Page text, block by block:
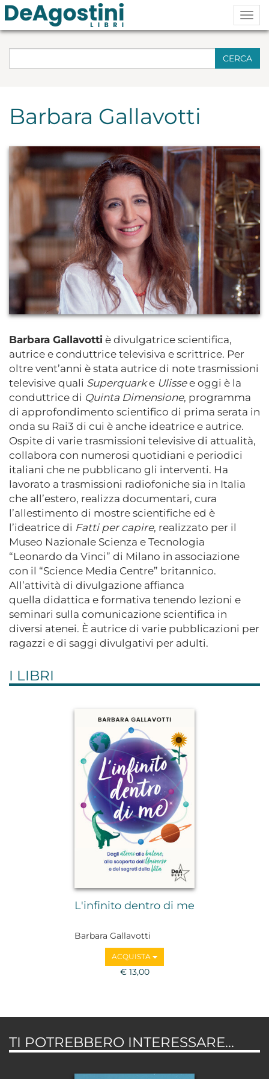
CERCA
Barbara Gallavotti
Barbara Gallavotti è divulgatrice scientifica,
autrice e conduttrice televisiva e scrittrice. Per
oltre vent’anni è stata autrice di note trasmissioni
televisive quali Superquarke Ulissee oggi è la
conduttrice di Quinta Dimensione, programma
di approfondimento scientifico di prima serata in
onda su Rai3 di cui è anche ideatrice e autrice.
Ospite di varie trasmissioni televisive di attualità,
collabora con numerosi quotidiani e periodici
italiani che ne pubblicano gli interventi. Ha
lavorato a trasmissioni radiofoniche sia in Italia
che all’estero, realizza documentari, cura
l’allestimento di mostre scientifiche ed è
l’ideatrice di Fatti per capire, realizzato per il
Museo Nazionale Scienza e Tecnologia
“Leonardo da Vinci” di Milano in associazione
con il “Science Media Centre” britannico.
All’attività di divulgazione affianca
quella didattica e formativa tenendo lezioni e
seminari sulla comunicazione scientifica in
diversi atenei. È autrice di varie pubblicazioni per
ragazzi e di saggi divulgativi per adulti.
I LIBRI
L'infinito dentro di me
Barbara Gallavotti
ACQUISTA
€ 13,00
TI POTREBBERO INTERESSARE...